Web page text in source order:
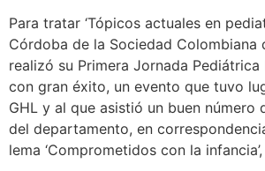
Para tratar ‘Tópicos actuales en
Córdoba de la Sociedad Colombiana
realizó su Primera Jornada Pediátrica
con gran éxito, un evento que tuvo
GHL y al que asistió un buen número
del departamento, en
lema ‘Comprometidos con la